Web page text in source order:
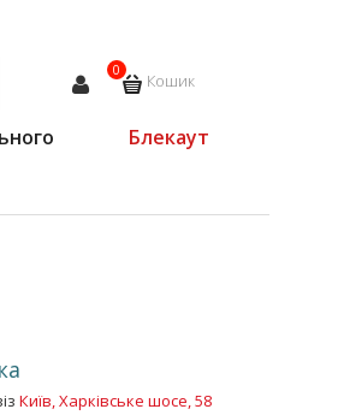
0 Кошик
Блекаут
Київ, Харківське шосе, 58